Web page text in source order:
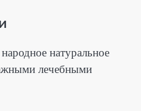
натуральное
лечебными